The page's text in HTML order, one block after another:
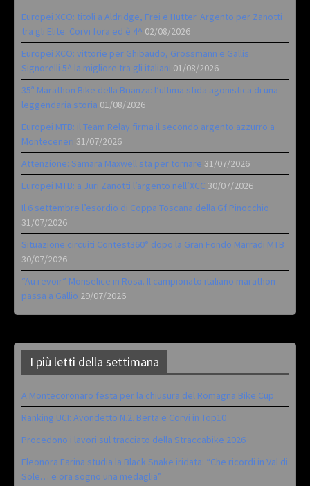
Europei XCO: titoli a Aldridge, Frei e Hutter. Argento per Zanotti
tra gli Elite. Corvi fora ed è 4^ 02/08/2026
Europei XCO: vittorie per Ghibaudo, Grossmann e Gallis.
Signorelli 5^ la migliore tra gli italiani 01/08/2026
35ª Marathon Bike della Brianza: l’ultima sfida agonistica di una
leggendaria storia 01/08/2026
Europei MTB: il Team Relay firma il secondo argento azzurro a
Monteceneri 31/07/2026
Attenzione: Samara Maxwell sta per tornare 31/07/2026
Europei MTB: a Juri Zanotti l’argento nell’XCC 30/07/2026
Il 6 settembre l’esordio di Coppa Toscana della Gf Pinocchio
31/07/2026
Situazione circuiti Contest360° dopo la Gran Fondo Marradi MTB
30/07/2026
“Au revoir” Monselice in Rosa. Il campionato italiano marathon
passa a Gallio 29/07/2026
I più letti della settimana
A Montecoronaro festa per la chiusura del Romagna Bike Cup
Ranking UCI: Avondetto N.2. Berta e Corvi in Top10
Procedono i lavori sul tracciato della Straccabike 2026
Eleonora Farina studia la Black Snake iridata: “Che ricordi in Val di
Sole… e ora sogno una medaglia”